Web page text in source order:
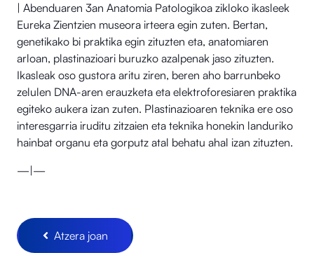
| Abenduaren 3an Anatomia Patologikoa zikloko ikasleek
Eureka Zientzien museora irteera egin zuten. Bertan,
genetikako bi praktika egin zituzten eta, anatomiaren
arloan, plastinazioari buruzko azalpenak jaso zituzten.
Ikasleak oso gustora aritu ziren, beren aho barrunbeko
zelulen DNA-aren erauzketa eta elektroforesiaren praktika
egiteko aukera izan zuten. Plastinazioaren teknika ere oso
interesgarria iruditu zitzaien eta teknika honekin landuriko
hainbat organu eta gorputz atal behatu ahal izan zituzten.
—|—
Atzera joan